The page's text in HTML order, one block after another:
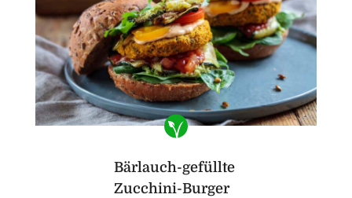
Bärlauch-gefüllte
Zucchini-Burger